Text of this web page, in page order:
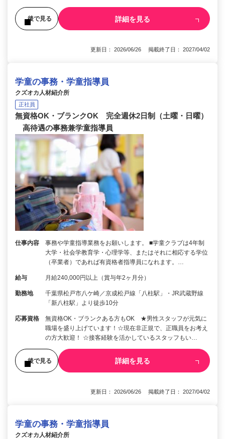
後で見る 詳細を見る
更新日： 2026/06/26 掲載終了日： 2027/04/02
学童の事務・学童指導員
クズオカ人材紹介所
正社員
無資格OK・ブランクOK 完全週休2日制（土曜・日曜）
高待遇の事務兼学童指導員
仕事内容
事務や学童指導業務をお願いします。 ■学童クラブは4年制
大学・社会学教育学・心理学等、またはそれに相応する学位
（卒業者）であれば有資格者指導員になれます。…
給与 月給240,000円以上（賞与年2ヶ月分）
勤務地
千葉県松戸市八ケ崎／京成松戸線「八柱駅」・JR武蔵野線
「新八柱駅」より徒歩10分
応募資格
無資格OK・ブランクある方もOK ★男性スタッフが元気に
職場を盛り上げています！☆現在非正規で、正職員をお考え
の方大歓迎！ ☆接客経験を活かしているスタッフもい…
後で見る 詳細を見る
更新日： 2026/06/26 掲載終了日： 2027/04/02
学童の事務・学童指導員
クズオカ人材紹介所